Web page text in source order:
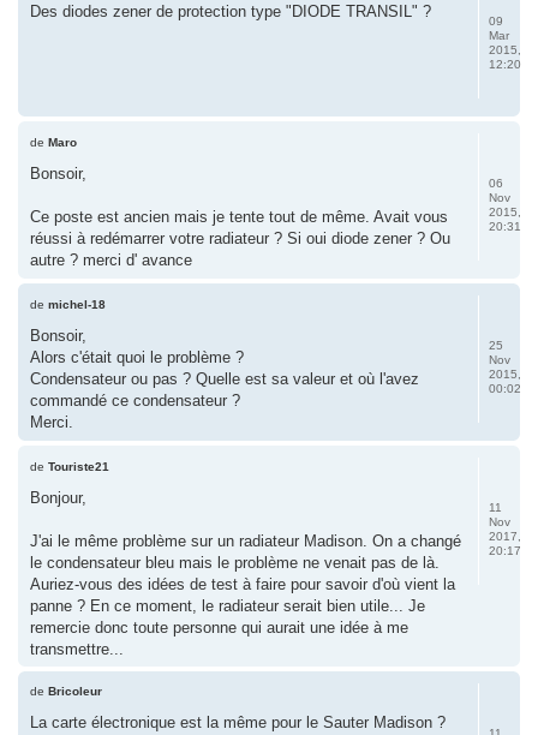
Des diodes zener de protection type "DIODE TRANSIL" ?
09
Mar
2015,
12:20
de Maro
Bonsoir,
Ce poste est ancien mais je tente tout de même. Avait vous
réussi à redémarrer votre radiateur ? Si oui diode zener ? Ou
autre ? merci d' avance
06
Nov
2015,
20:31
de michel-18
Bonsoir,
Alors c'était quoi le problème ?
Condensateur ou pas ? Quelle est sa valeur et où l'avez
commandé ce condensateur ?
Merci.
25
Nov
2015,
00:02
de Touriste21
Bonjour,
J'ai le même problème sur un radiateur Madison. On a changé
le condensateur bleu mais le problème ne venait pas de là.
Auriez-vous des idées de test à faire pour savoir d'où vient la
panne ? En ce moment, le radiateur serait bien utile... Je
remercie donc toute personne qui aurait une idée à me
transmettre...
11
Nov
2017,
20:17
de Bricoleur
La carte électronique est la même pour le Sauter Madison ?